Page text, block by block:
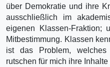
über Demokratie und ihre
ausschließlich im
eigenen Klassen-Fraktion;
Mitbestimmung. Klassen
ist das Problem,
rutschen für mich ihre